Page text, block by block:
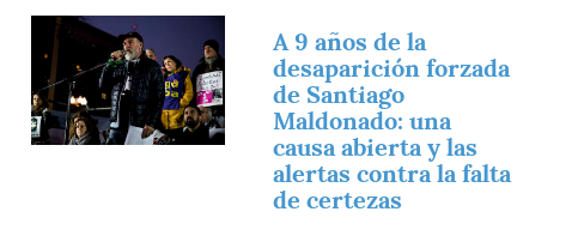
Imagen
A 9 años de la
desaparición forzada
de Santiago
Maldonado: una
causa abierta y las
alertas contra la falta
de certezas